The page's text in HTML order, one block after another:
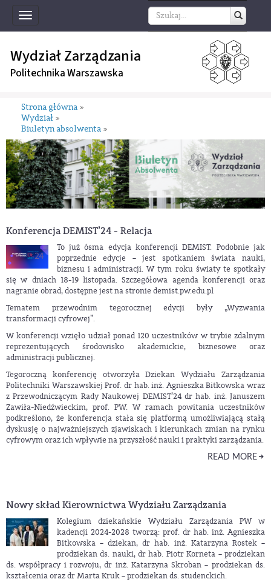
Toggle
navigation
Wydział Zarządzania
Politechnika Warszawska
Strona główna »
Wydział »
Biuletyn absolwenta »
Konferencja DEMIST’24 - Relacja
To już ósma edycja konferencji DEMIST. Podobnie jak
poprzednie edycje – jest spotkaniem świata nauki,
biznesu i administracji. W tym roku światy te spotkały
się w dniach 18-19 listopada. Szczegółowa agenda konferencji oraz
nagranie obrad, dostępne jest na stronie demist.pw.edu.pl
Tematem przewodnim tegorocznej edycji były „Wyzwania
transformacji cyfrowej”.
W konferencji wzięło udział ponad 120 uczestników w trybie zdalnym
reprezentujących środowisko akademickie, biznesowe oraz
administracji publicznej.
Tegoroczną konferencję otworzyła Dziekan Wydziału Zarządzania
Politechniki Warszawskiej Prof. dr hab. inż. Agnieszka Bitkowska wraz
z Przewodniczącym Rady Naukowej DEMIST’24 dr hab. inż. Januszem
Zawiła-Niedźwieckim, prof. PW. W ramach powitania uczestników
podkreślono, że konferencja stała się platformą umożliwiającą stałą
dyskusję o najważniejszych zjawiskach i kierunkach zmian na rynku
cyfrowym oraz ich wpływie na przyszłość nauki i praktyki zarządzania.
READ MORE
Nowy skład Kierownictwa Wydziału Zarządzania
Kolegium dziekańskie Wydziału Zarządzania PW w
kadencji 2024-2028 tworzą: prof. dr hab. inż. Agnieszka
Bitkowska – dziekan, dr hab. inż. Katarzyna Rostek –
prodziekan ds. nauki, dr hab. Piotr Korneta – prodziekan
ds. współpracy i rozwoju, dr inż. Katarzyna Skroban – prodziekan ds.
kształcenia oraz dr Marta Kruk – prodziekan ds. studenckich.